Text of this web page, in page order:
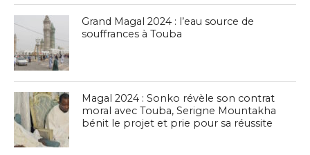
Grand Magal 2024 : l’eau source de
souffrances à Touba
Magal 2024 : Sonko révèle son contrat
moral avec Touba, Serigne Mountakha
bénit le projet et prie pour sa réussite